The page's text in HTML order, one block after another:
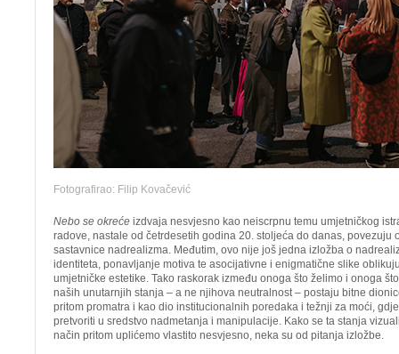
Fotografirao: Filip Kovačević
Nebo se okreće izdvaja nesvjesno kao neiscrpnu temu umjetničkog
radove, nastale od četrdesetih godina 20. stoljeća do danas, povezuju
sastavnice nadrealizma. Međutim, ovo nije još jedna izložba o
identiteta, ponavljanje motiva te asocijativne i enigmatične slike
umjetničke estetike. Tako raskorak između onoga što želimo i onoga
naših unutarnjih stanja – a ne njihova neutralnost – postaju bitne
pritom promatra i kao dio institucionalnih poredaka i težnji za moći,
pretvoriti u sredstvo nadmetanja i manipulacije. Kako se ta stanja
način pritom uplićemo vlastito nesvjesno, neka su od pitanja izložbe.